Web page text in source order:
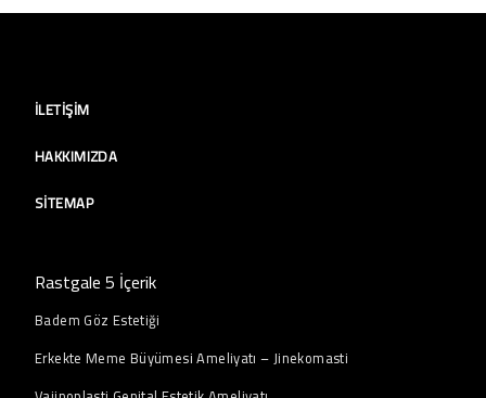
İLETIŞIM
HAKKIMIZDA
SITEMAP
Rastgale 5 İçerik
Badem Göz Estetiği
Erkekte Meme Büyümesi Ameliyatı – Jinekomasti